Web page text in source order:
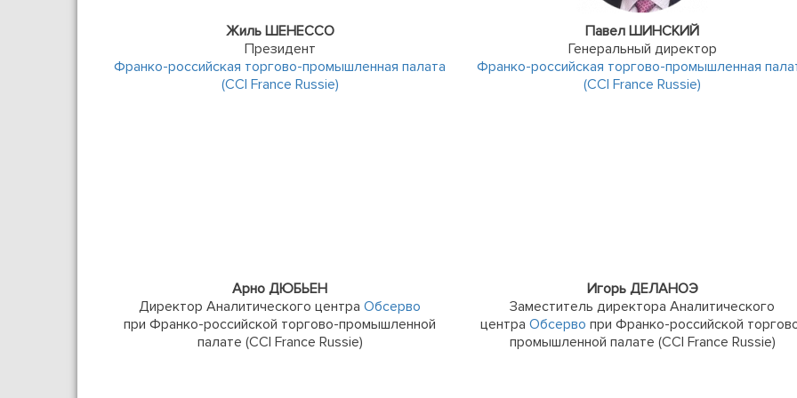
Жиль ШЕНЕССО
Президент
Франко-российская торгово-промышленная палата
(CCI France Russie)
Павел ШИНСКИЙ
Генеральный директор
Франко-российская торгово-промышленная
(CCI France Russie)
Арно ДЮБЬЕН
Директор Аналитического центра Обсерво
при Франко-российской торгово-промышленной
палате (CCI France Russie)
Игорь ДЕЛАНОЭ
Заместитель директора Аналитического
центра Обсерво при Франко-российской
промышленной палате (CCI France Russie)